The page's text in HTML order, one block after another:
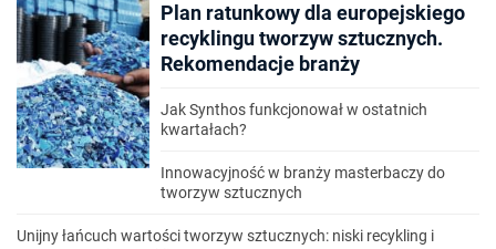
Plan ratunkowy dla europejskiego
recyklingu tworzyw sztucznych.
Rekomendacje branży
Jak Synthos funkcjonował w ostatnich
kwartałach?
Innowacyjność w branży masterbaczy do
tworzyw sztucznych
Unijny łańcuch wartości tworzyw sztucznych: niski recykling i